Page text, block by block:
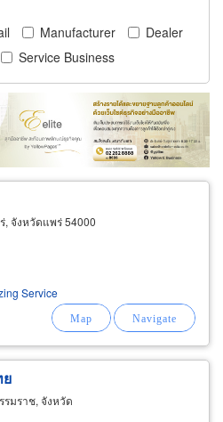
Manufacturer
Dealer
Service Business
, จังหวัดแพร่ 54000
Service
รมราช, จังหวัด